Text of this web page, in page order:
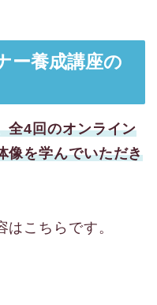
ー養成講座の
全4回のオンライン
像を学んでいただき
こちらです。